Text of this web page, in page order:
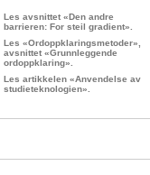
Les avsnittet «Den andre
barrieren: For steil gradient».
Les «Ordoppklaringsmetoder»,
avsnittet «Grunnleggende
ordoppklaring».
Les artikkelen «Anvendelse av
studieteknologien».